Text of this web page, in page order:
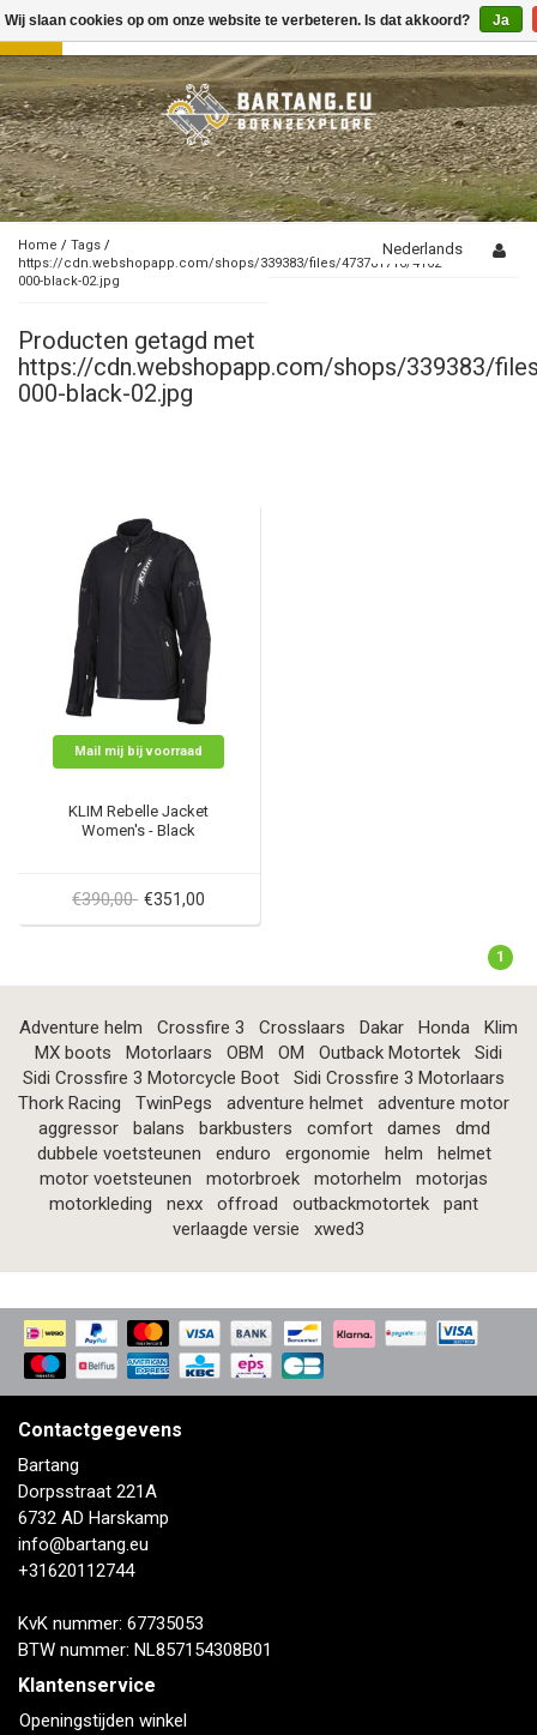
Toggle
navigation
Home / Tags /
https://cdn.webshopapp.com/shops/339383/files/473781716/4162-
000-black-02.jpg
Nederlands
Producten getagd met
https://cdn.webshopapp.com/shops/339383/
000-black-02.jpg
Mail mij bij voorraad
KLIM Rebelle Jacket
Women's - Black
€390,00 €351,00
1
Adventure helm Crossfire 3 Crosslaars Dakar Honda
Klim
MX boots
Motorlaars OBM OM Outback Motortek
Sidi
Sidi Crossfire 3 Motorcycle Boot
Sidi Crossfire 3 Motorlaars
Thork Racing
TwinPegs adventure helmet
adventure motor
aggressor
balans barkbusters comfort dames
dmd
dubbele voetsteunen
enduro ergonomie helm
helmet
motor voetsteunen
motorbroek motorhelm
motorjas
motorkleding
nexx offroad outbackmotortek
pant
verlaagde versie
xwed3
Contactgegevens
Bartang
Dorpsstraat 221A
6732 AD Harskamp
info@bartang.eu
+31620112744
KvK nummer: 67735053
BTW nummer: NL857154308B01
Klantenservice
Openingstijden winkel
Wij slaan cookies op om onze website te verbeteren. Is dat akkoord? Ja